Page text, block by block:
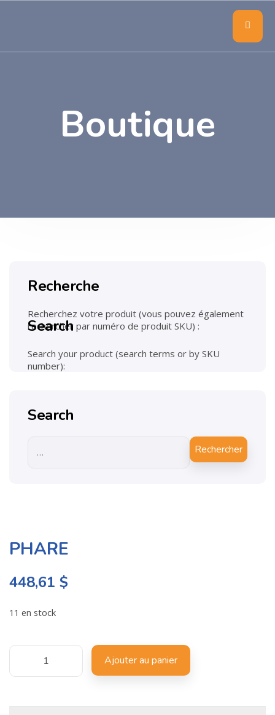
Boutique
PHARE
448,61 $
11 en stock
Ajouter au panier
Recherche
Recherchez votre produit (vous pouvez également
rechercher par numéro de produit SKU) :
Search
Search your product (search terms or by SKU
number):
Search
Rechercher